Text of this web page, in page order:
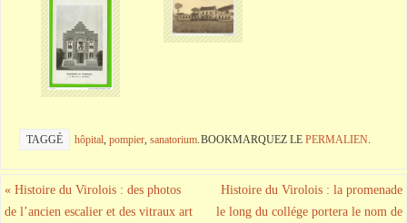
TAGGÉ hôpital, pompier, sanatorium.BOOKMARQUEZ LE PERMALIEN.
« Histoire du Virolois : des photos
de l’ancien escalier et des vitraux art
Histoire du Virolois : la promenade
le long du collége portera le nom de